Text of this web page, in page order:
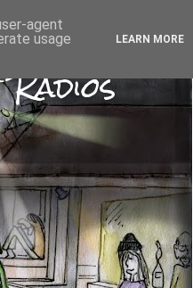
agent
usage
LEARN MORE